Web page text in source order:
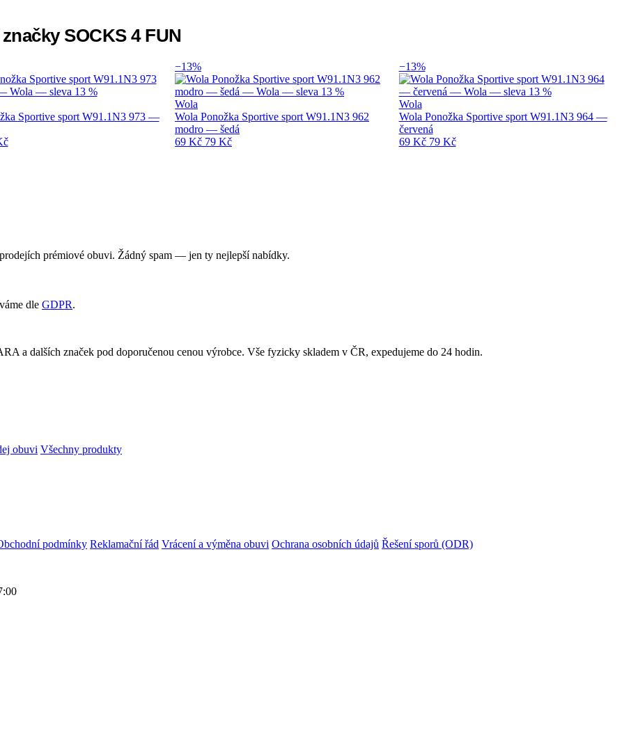
SOCKS 4 FUN
Sportive sport W91.1N3 973 —
−13%
Wola
Wola Ponožka Sportive sport W91.1N3 962
modro — šedá
69 Kč 79 Kč
−13%
Wola
Wola Ponožka Sportive sport W91.1N3 964 —
červená
69 Kč 79 Kč
prémiové obuvi. Žádný spam — jen ty nejlepší nabídky.
dle GDPR.
a dalších značek pod doporučenou cenou výrobce. Vše fyzicky skladem v ČR, expedujeme do 24 hodin.
obuvi Všechny produkty
podmínky Reklamační řád Vrácení a výměna obuvi Ochrana osobních údajů Řešení sporů (ODR)